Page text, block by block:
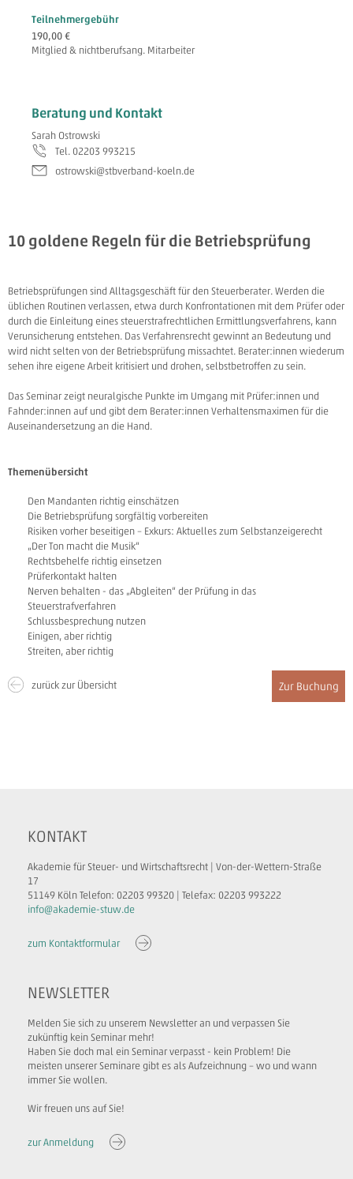
Teilnehmergebühr
190,00 €
Mitglied & nichtberufsang. Mitarbeiter
Beratung und Kontakt
Sarah Ostrowski
Tel. 02203 993215
ostrowski@stbverband-koeln.de
10 goldene Regeln für die Betriebsprüfung
Betriebsprüfungen sind Alltagsgeschäft für den Steuerberater. Werden die
üblichen Routinen verlas­sen, etwa durch Konfrontationen mit dem Prüfer oder
durch die Einleitung eines steuerstrafrechtli­chen Ermittlungsverfahrens, kann
Verunsicherung entstehen. Das Verfahrensrecht gewinnt an Be­deutung und
wird nicht selten von der Betriebsprüfung missachtet. Berater:innen wiederum
sehen ihre eigene Ar­beit kritisiert und drohen, selbstbetroffen zu sein.
Das Seminar zeigt neuralgische Punkte im Umgang mit Prüfer:innen und
Fahnder:innen auf und gibt dem Bera­ter:innen Verhaltensmaximen für die
Auseinandersetzung an die Hand.
Themenübersicht
Den Mandanten richtig einschätzen
Die Betriebsprüfung sorgfältig vorbereiten
Risiken vorher beseitigen – Exkurs: Aktuelles zum Selbstanzeigerecht
„Der Ton macht die Musik“
Rechtsbehelfe richtig einsetzen
Prüferkontakt halten
Nerven behalten - das „Abgleiten“ der Prüfung in das
Steuerstrafverfahren
Schlussbesprechung nutzen
Einigen, aber richtig
Streiten, aber richtig
zurück zur Übersicht Zur Buchung
KONTAKT
Akademie für Steuer- und Wirtschaftsrecht | Von-der-Wettern-Straße
17
51149 Köln Telefon: 02203 99320 | Telefax: 02203 993222
info@akademie-stuw.de
zum Kontaktformular
NEWSLETTER
Melden Sie sich zu unserem Newsletter an und verpassen Sie
zukünftig kein Seminar mehr!
Haben Sie doch mal ein Seminar verpasst - kein Problem! Die
meisten unserer Seminare gibt es als Aufzeichnung – wo und wann
immer Sie wollen.
Wir freuen uns auf Sie!
zur Anmeldung